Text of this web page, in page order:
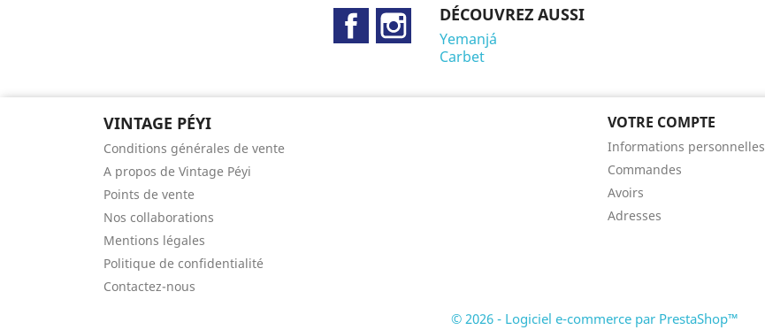
FacebookInstagram
DÉCOUVREZ AUSSI
Yemanjá
Carbet
VINTAGE PÉYI
Conditions générales de vente
A propos de Vintage Péyi
Points de vente
Nos collaborations
Mentions légales
Politique de confidentialité
Contactez-nous
VOTRE COMPTE
Informations personnelles
Commandes
Avoirs
Adresses
© 2026 - Logiciel e-commerce par PrestaShop™